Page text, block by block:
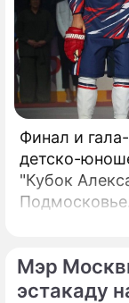
Финал и
детско-
"Кубок
Подмосковье. Как сообщила пресс-служба
сделал
на «Арене
Мэр
эстакаду